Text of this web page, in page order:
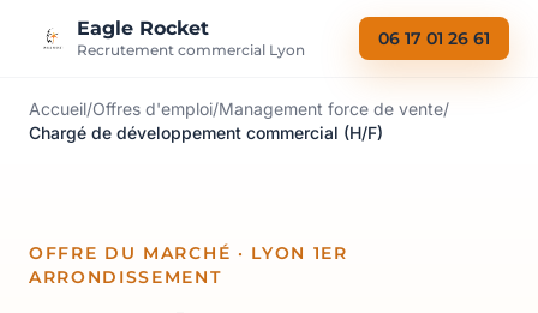
Eagle Rocket
Recrutement commercial Lyon
06 17 01 26 61
Accueil/Offres d'emploi/Management force de vente/
Chargé de développement commercial (H/F)
OFFRE DU MARCHÉ · LYON 1ER
ARRONDISSEMENT